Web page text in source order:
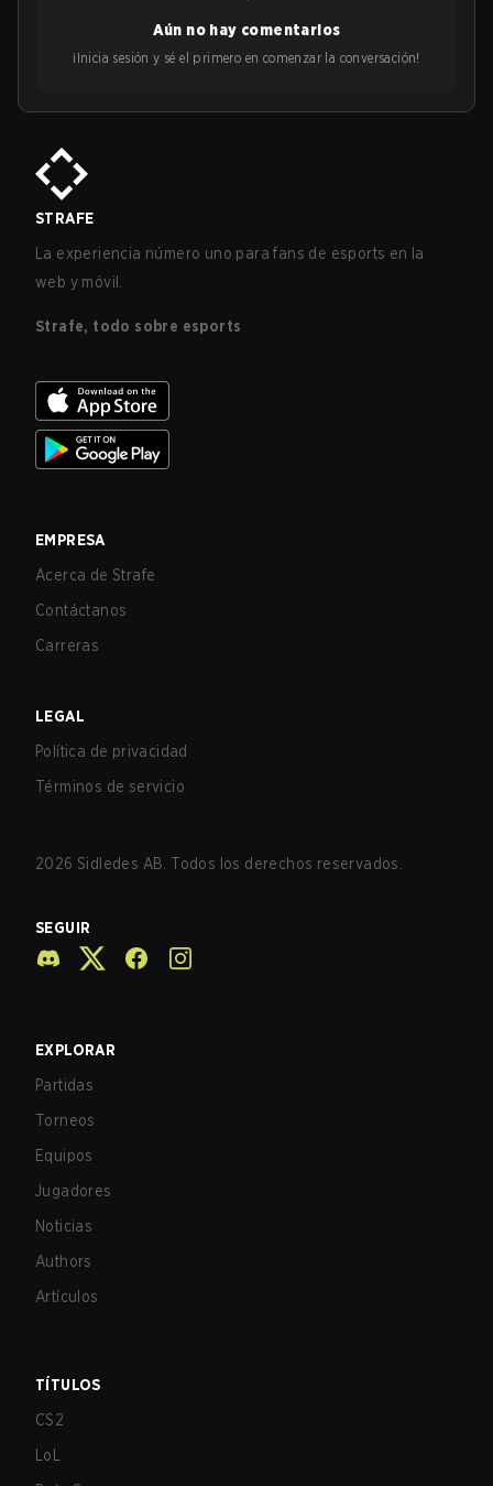
Aún no hay comentarios
¡Inicia sesión y sé el primero en comenzar la conversación!
STRAFE
La experiencia número uno para fans de esports en la
web y móvil.
Strafe, todo sobre esports
EMPRESA
Acerca de Strafe
Contáctanos
Carreras
LEGAL
Política de privacidad
Términos de servicio
2026 Sidledes AB. Todos los derechos reservados.
SEGUIR
EXPLORAR
Partidas
Torneos
Equipos
Jugadores
Noticias
Authors
Artículos
TÍTULOS
CS2
LoL